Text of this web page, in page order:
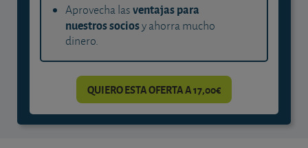
Aprovecha lasventajas para
nuestros sociosy ahorra mucho
dinero.
QUIERO ESTA OFERTA A 17,00€